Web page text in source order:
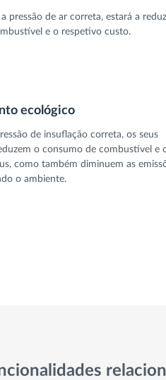
pressão de ar correta, estará a
e o respetivo custo.
ecológico
de insuflação correta, os seus
o consumo de combustível e
como também diminuem as
o ambiente.